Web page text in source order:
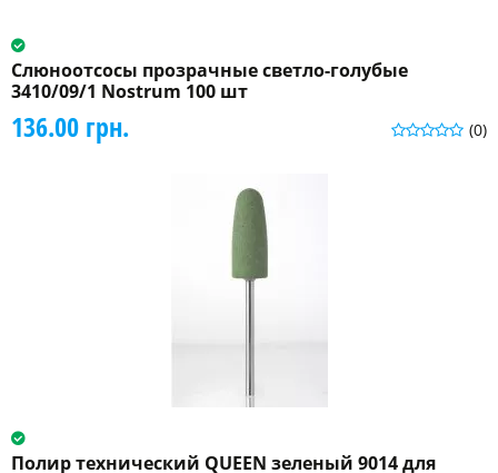
Слюноотсосы прозрачные светло-голубые
3410/09/1 Nostrum 100 шт
(0)
136.00 грн.
Полир технический QUEEN зеленый 9014 для